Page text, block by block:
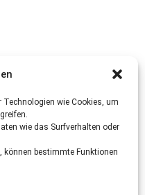
Technologien wie Cookies, um
wie das Surfverhalten oder
können bestimmte Funktionen